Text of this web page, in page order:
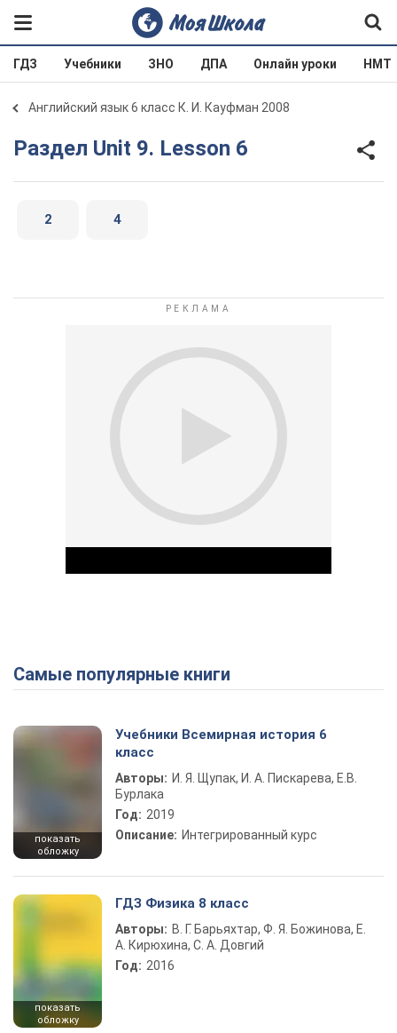
ГДЗ Учебники ЗНО ДПА Онлайн уроки НМТ
Английский язык 6 класс К. И. Кауфман 2008
Раздел Unit 9. Lesson 6
2 4
Play Video
Самые популярные книги
показать
обложку
Учебники Всемирная история 6
класс
Авторы: И. Я. Щупак, И. А. Пискарева, Е.В.
Бурлака
Год: 2019
Описание: Интегрированный курс
показать
обложку
ГДЗ Физика 8 класс
Авторы: В. Г. Барьяхтар, Ф. Я. Божинова, Е.
А. Кирюхина, С. А. Довгий
Год: 2016